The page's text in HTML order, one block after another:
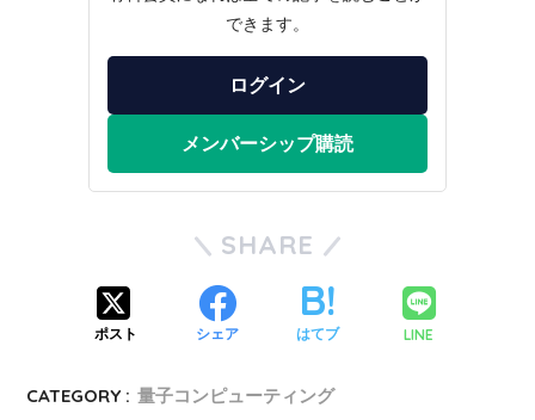
できます。
ログイン
メンバーシップ購読
SHARE
ポスト シェア はてブ LINE
CATEGORY : 量子コンピューティング